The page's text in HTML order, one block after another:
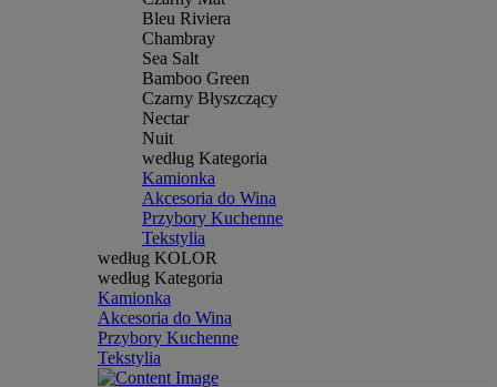
Bleu Riviera
Chambray
Sea Salt
Bamboo Green
Czarny Błyszczący
Nectar
Nuit
według Kategoria
Kamionka
Akcesoria do Wina
Przybory Kuchenne
Tekstylia
według KOLOR
według Kategoria
Kamionka
Akcesoria do Wina
Przybory Kuchenne
Tekstylia